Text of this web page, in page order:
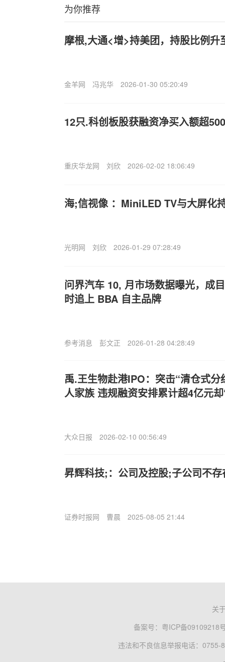
为你推荐
摩根,大通<增>持美团，持股比例升
金羊网 冯兆华 2026-01-30 05:20:49
12只.科创板股获融资净买入额超
重庆华龙网 刘欣 2026-02-02 18:06:49
海;信视像 ：MiniLED TV与大屏化
光明网 刘欣 2026-01-29 07:28:49
问界汽车 10, 月市场数据曝光，成
时追上 BBA 自主品牌
参考消息 彭文正 2026-01-28 04:28:49
禹.王生物赴港IPO：突击“清仓式
人家族 违规融资安排累计超4亿元
大众日报 2026-02-10 00:56:49
昇辉科技;：公司及控股;子公司不
证券时报网 曹晨 2025-08-05 21:44
关
备案号： 粤ICP备09109218
违法和不良信息举报电话：0755-